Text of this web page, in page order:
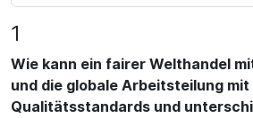
1
Wie kann ein fairer Welthandel
und die globale Arbeitsteilung
Qualitätsstandards und